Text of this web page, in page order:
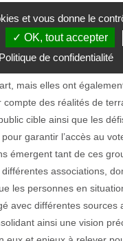
organisé différentes
les personnes en
avaient pour but de les
mais elles ont
compte des réalités de
cible ainsi que les
garantir l’accès au
émergent tant de ces
associations,
les personnes en
avec différentes sources
ainsi une vision
et vous donne le
✓ OK, tout accepter
Politique de confidentialité